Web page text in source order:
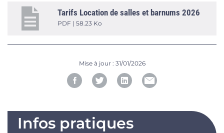
Tarifs Location de salles et barnums 2026
PDF | 58.23 Ko
Mise à jour : 31/01/2026
Infos pratiques